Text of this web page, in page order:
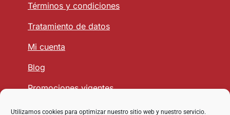
Utilizamos cookies para optimizar nuestro sitio web y nuestro servicio.
Términos y condiciones
Tratamiento de datos
Mi cuenta
Blog
Promociones vigentes